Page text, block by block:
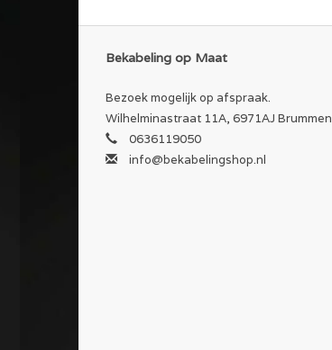
Bekabeling op Maat
Bezoek mogelijk op afspraak.
Wilhelminastraat 11A, 6971AJ Brummen
0636119050
info@bekabelingshop.nl